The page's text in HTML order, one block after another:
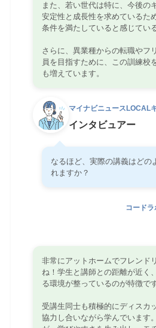
また、若い世代は特に、今後の
安定性と成長性を求めているた
条件を満たしていると感じてい
さらに、異業種からの転職やフ
員を目指すために、この訓練校
も増えています。
マイナビニュースLOCAL
インタビュアー
なるほど、実際の講義はどの
れますか？
コード
非常にアットホームでフレンド
ね！学生と講師との距離が近く
る環境が整っているのが特徴です
受講生同士も積極的にディスカ
協力し合いながら学んでいます